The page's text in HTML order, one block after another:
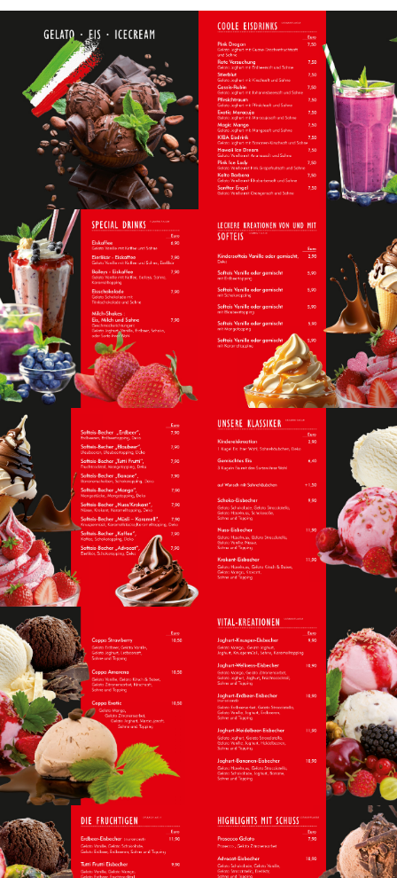
EIS COOLE EISDRINKS
SPECIAL DRINKS UNSERE KLASSIKER
UNSERE KLASSIKER VITAL-KREATIONEN
DIE FRUCHTIGEN
HIGHLIGHTS MIT
SCHUSS